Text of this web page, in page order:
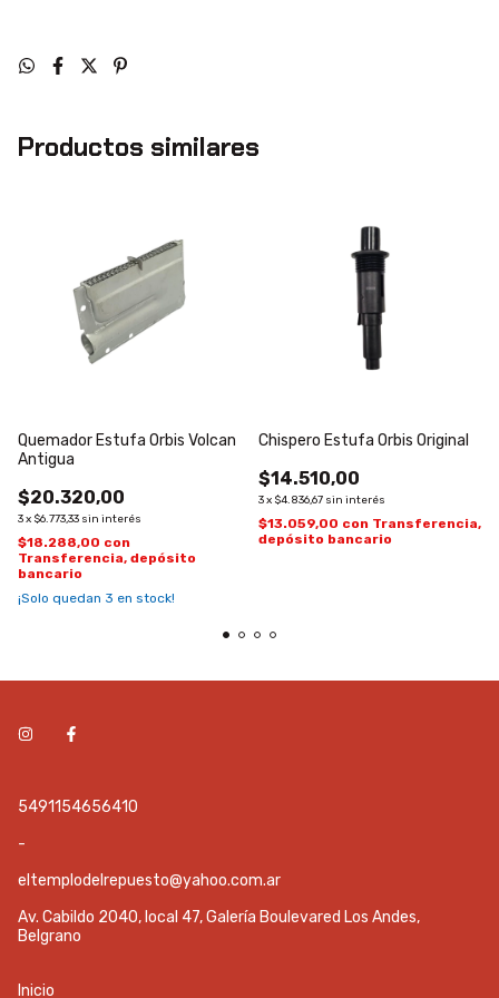
Productos similares
Quemador Estufa Orbis Volcan
Antigua
$20.320,00
3x $6.773,33 sin interés
$18.288,00 con
Transferencia, depósito
bancario
¡Solo quedan 3 en stock!
Chispero Estufa Orbis Original
$14.510,00
3x $4.836,67 sin interés
$13.059,00 con Transferencia,
depósito bancario
5491154656410
-
eltemplodelrepuesto@yahoo.com.ar
Av. Cabildo 2040, local 47, Galería Boulevared Los Andes,
Belgrano
Inicio